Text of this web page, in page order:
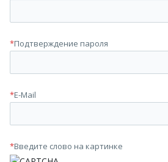
*Подтверждение пароля
*E-Mail
*Введите слово на картинке